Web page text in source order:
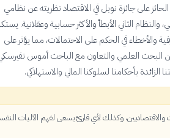
على جائزة نوبل في الاقتصاد نظريته عن نظامي
والنظام الثاني الأبطأ والأكثر حسابية وعقلانية.
والأخطاء في الحكم على الاحتمالات، مما يؤثر على
من البحث العلمي والتعاون مع الباحث أموس
بأحكامنا لسلوكنا المالي والاستهلاكي.
وكذلك لأي قارئ يسعى لفهم الآليات